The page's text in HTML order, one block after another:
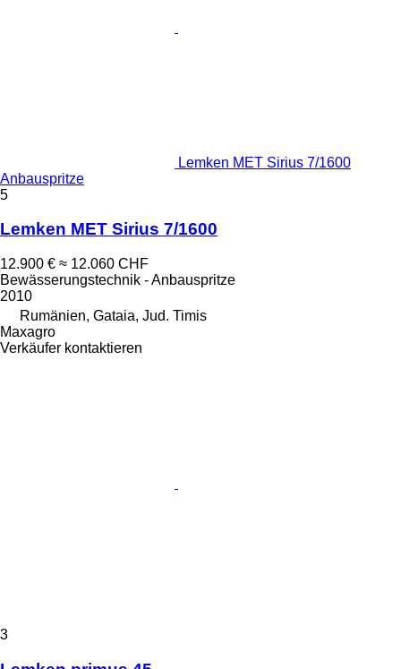
Lemken MET Sirius 7/1600
Anbauspritze
5
Lemken MET Sirius 7/1600
12.900 € ≈ 12.060 CHF
Bewässerungstechnik - Anbauspritze
2010
Rumänien, Gataia, Jud. Timis
Maxagro
Verkäufer kontaktieren
3